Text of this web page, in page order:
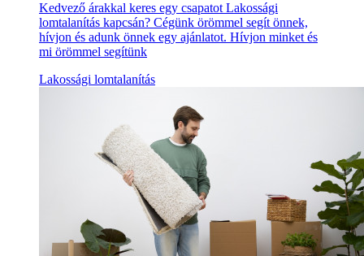
Kedvező árakkal keres egy csapatot Lakossági
lomtalanítás kapcsán? Cégünk örömmel segít önnek,
hívjon és adunk önnek egy ajánlatot. Hívjon minket és
mi örömmel segítünk
Lakossági lomtalanítás